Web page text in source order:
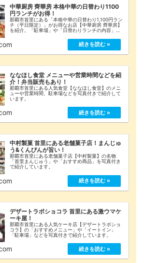
中華厨房 齊華房 本格中華の日替わり1100
円ランチがお得！
那覇市首里にある「本格中華の日替わり1,100円ラン
チ（平日限定）」がお得なお店【中華厨房 齊華房】
を紹介。「駐車場」や「日替わりランチの内容」
ななほし食堂 メニューや営業時間などを紹
介！弁当販売もあり！
那覇市首里にある人気食堂【ななほし食堂】のメニ
ューや営業時間、駐車場などを写真付きで紹介して
います。
中村製菓 首里にある老舗菓子店！まんじゅ
う&くんぴんが旨い！
那覇市首里にある老舗菓子店【中村製菓】の名物
「首里まんじゅう」や「おすすめ商品」を写真付き
で紹介しています。
デザートラボショコラ 首里にある激ウマケ
ーキ屋！
那覇市首里にある人気ケーキ店【デザートラボショ
コラ】の「おすすめメニュー」や「イートイン」
「駐車場」などを写真付きで紹介しています。